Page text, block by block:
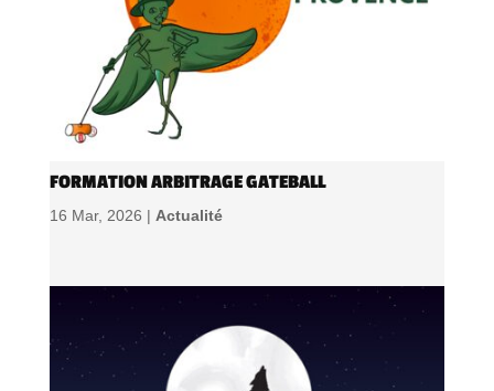
FORMATION ARBITRAGE GATEBALL
16 Mar, 2026 | Actualité